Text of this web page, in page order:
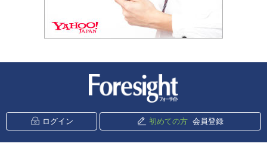
ログイン 初めての方 会員登録